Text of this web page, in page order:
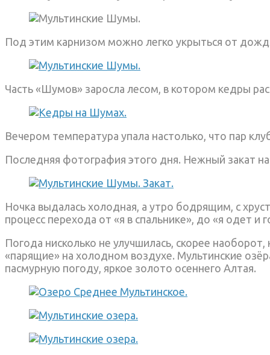
Под этим карнизом можно легко укрыться от
Часть «Шумов» заросла лесом, в котором кедры
Вечером температура упала настолько, что пар
Последняя фотография этого дня. Нежный закат
Ночка выдалась холодная, а утро бодрящим, с
процесс перехода от «я в спальнике», до «я одет и
Погода нисколько не улучшилась, скорее
«парящие» на холодном воздухе. Мультинские
пасмурную погоду, яркое золото осеннего Алтая.